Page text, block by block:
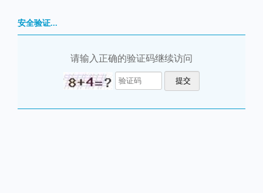
安全验证...
请输入正确的验证码继续访问